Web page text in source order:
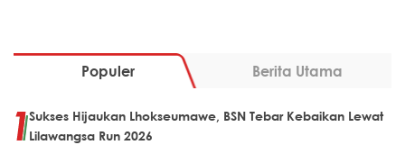
Populer Berita Utama
Sukses Hijaukan Lhokseumawe, BSN Tebar Kebaikan Lewat
Lilawangsa Run 2026